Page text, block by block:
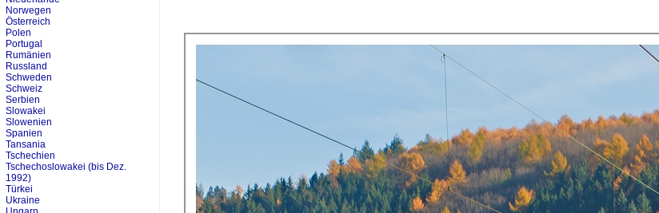
Norwegen
Österreich
Polen
Portugal
Rumänien
Russland
Schweden
Schweiz
Serbien
Slowakei
Slowenien
Spanien
Tansania
Tschechien
Tschechoslowakei (bis Dez.
1992)
Türkei
Ukraine